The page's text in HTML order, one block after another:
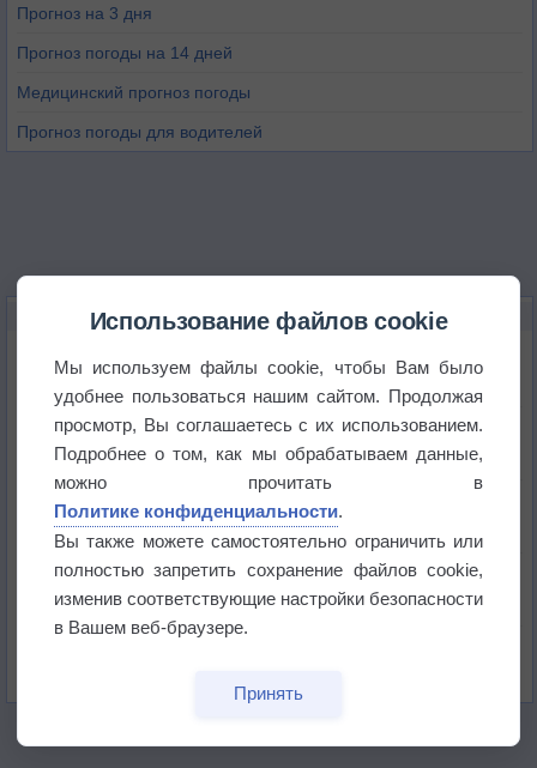
Прогноз на 3 дня
Прогноз погоды на 14 дней
Медицинский прогноз погоды
Прогноз погоды для водителей
НОВОЕ О ПОГОДЕ
В Приморье обнаружены морские волны тепла
Изменение климата повлияло на ареал обитания
бабочек
Погода в Екатеринбурге 6 августа
Погода в Краснодаре 6 августа
Использование файлов cookie
Мы используем файлы cookie, чтобы Вам было
удобнее пользоваться нашим сайтом. Продолжая
просмотр, Вы соглашаетесь с их использованием.
Подробнее о том, как мы обрабатываем данные,
можно прочитать в
Политике конфиденциальности.
Вы также можете самостоятельно ограничить или
полностью запретить сохранение файлов cookie,
изменив соответствующие настройки безопасности
в Вашем веб-браузере.
Принять